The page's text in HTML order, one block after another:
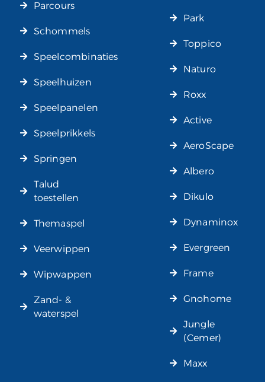
Parcours
Schommels
Speelcombinaties
Speelhuizen
Speelpanelen
Speelprikkels
Springen
Talud
toestellen
Themaspel
Veerwippen
Wipwappen
Zand- &
waterspel
Park
Toppico
Naturo
Roxx
Active
AeroScape
Albero
Dikulo
Dynaminox
Evergreen
Frame
Gnohome
Jungle
(Cemer)
Maxx